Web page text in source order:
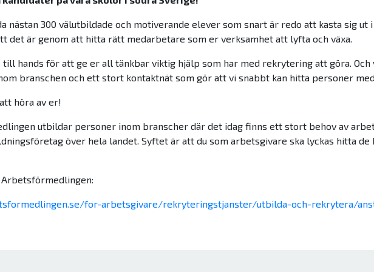
nästan 300 välutbildade och motiverande elever som snart är redo att kasta sig ut
det är genom att hitta rätt medarbetare som er verksamhet att lyfta och växa.
till hands för att ge er all tänkbar viktig hjälp som har med rekrytering att göra.
branschen och ett stort kontaktnät som gör att vi snabbt kan hitta personer
höra av er!
utbildar personer inom branscher där det idag finns ett stort behov av
över hela landet. Syftet är att du som arbetsgivare ska lyckas hitta
Arbetsförmedlingen:
for-arbetsgivare/rekryteringstjanster/utbilda-och-rekrytera/